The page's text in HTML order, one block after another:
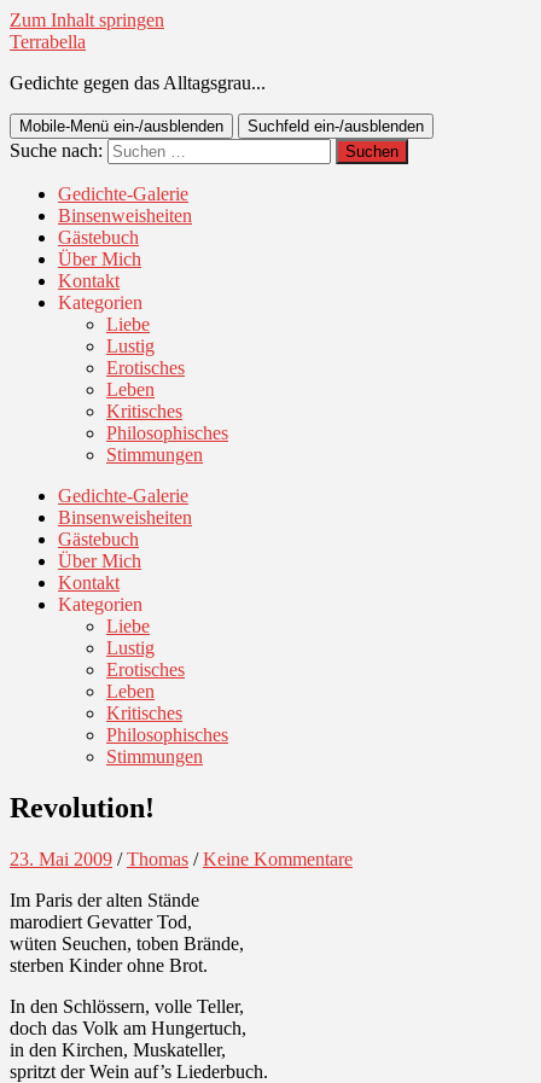
Zum Inhalt springen
Terrabella
Gedichte gegen das Alltagsgrau...
Mobile-Menü ein-/ausblenden Suchfeld ein-/ausblenden
Suche nach:
Gedichte-Galerie
Binsenweisheiten
Gästebuch
Über Mich
Kontakt
Kategorien
Liebe
Lustig
Erotisches
Leben
Kritisches
Philosophisches
Stimmungen
Gedichte-Galerie
Binsenweisheiten
Gästebuch
Über Mich
Kontakt
Kategorien
Liebe
Lustig
Erotisches
Leben
Kritisches
Philosophisches
Stimmungen
Revolution!
23. Mai 2009 /Thomas /Keine Kommentare
Im Paris der alten Stände
marodiert Gevatter Tod,
wüten Seuchen, toben Brände,
sterben Kinder ohne Brot.
In den Schlössern, volle Teller,
doch das Volk am Hungertuch,
in den Kirchen, Muskateller,
spritzt der Wein auf’s Liederbuch.